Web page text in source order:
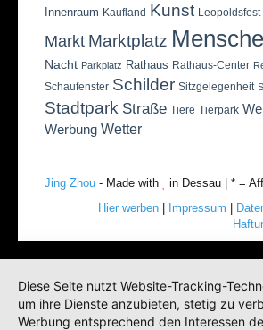
Innenraum Kaufland Kunst Leopoldsfest
Markt Marktplatz
Nacht Parkplatz Rathaus Rathaus-Center
Schaufenster Schilder Sitzgelegenheit
Stadtpark Straße Tiere Tierpark
Werbung Wetter
Jing Zhou - Made with
in Dessau | * =
Hier werben
Impressum
Diese Seite nutzt Website-Tracking-
um ihre Dienste anzubieten, stetig zu
Werbung entsprechend den Interessen